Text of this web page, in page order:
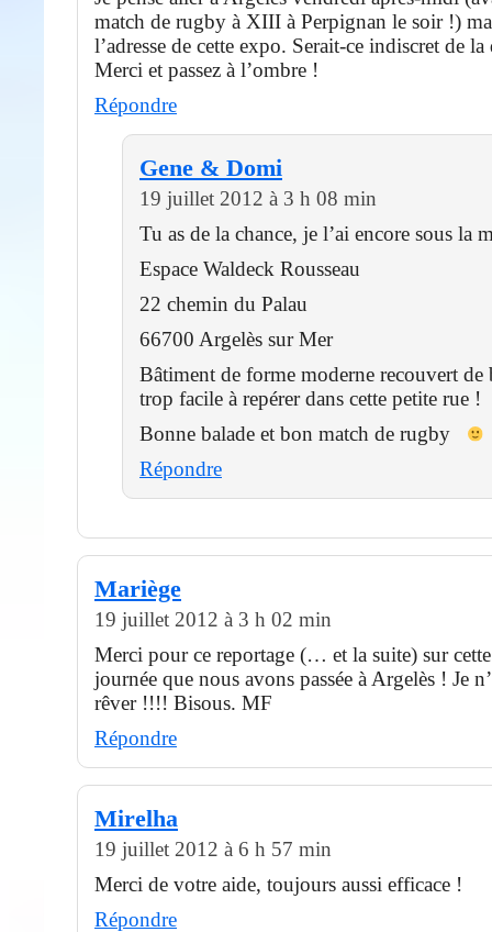
match de rugby à XIII à Perpignan le soir !)
l’adresse de cette expo. Serait-ce indiscret de la
Merci et passez à l’ombre !
Répondre
Gene & Domi
19 juillet 2012 à 3 h 08 min
Tu as de la chance, je l’ai encore sous la
Espace Waldeck Rousseau
22 chemin du Palau
66700 Argelès sur Mer
Bâtiment de forme moderne recouvert de
trop facile à repérer dans cette petite rue !
Bonne balade et bon match de rugby
Répondre
Mariège
19 juillet 2012 à 3 h 02 min
Merci pour ce reportage (… et la suite) sur
journée que nous avons passée à Argelès ! Je
rêver !!!! Bisous. MF
Répondre
Mirelha
19 juillet 2012 à 6 h 57 min
Merci de votre aide, toujours aussi efficace !
Répondre